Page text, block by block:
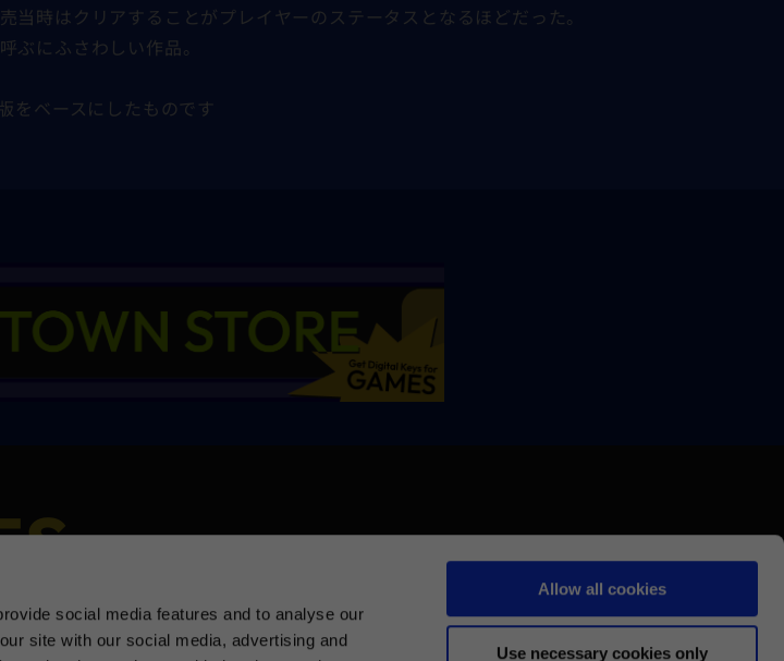
social media features and to analyse our
site with our social media, advertising and
Allow all cookies
Use necessary cookies only
当時はクリアすることがプレイヤーのステータスとなるほどだった。
ぶにふさわしい作品。
をベースにしたものです